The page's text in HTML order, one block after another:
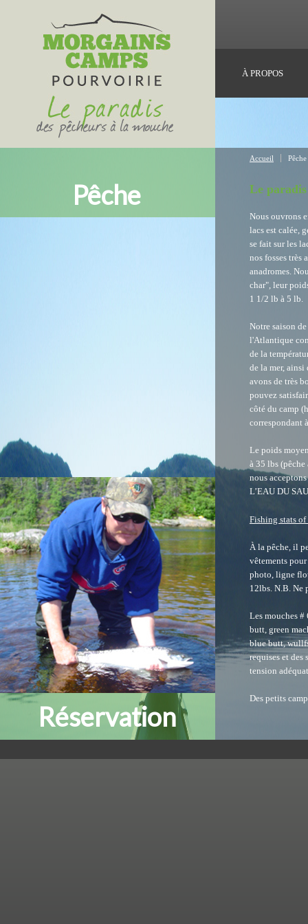
Landscape
Réservation
À PROPOS
Accueil Pêche
Pêche Le paradis
Nous ouvrons
lacs est calée,
se fait sur les
nos fosses très
anadromes.
char", leur
1 1/2 lb à 5 lb.
Notre saison
l'Atlantique
de la
de la mer, ainsi
avons de très
pouvez
côté du camp
correspondant
Le poids
à 35 lbs
nous
L’EAU DU
Fishing stats
À la pêche, il
vêtements
photo, ligne
12lbs. N.B. Ne
Les mouches #
butt, green
blue butt,
requises et
tension
Des petits